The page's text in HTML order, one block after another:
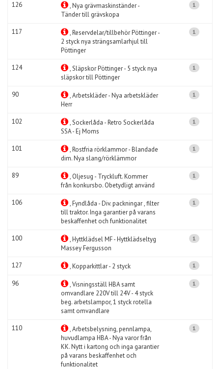
126
, Nya grävmaskinständer -
Tänder till grävskopa
1
117
, Reservdelar/tillbehör Pöttinger -
2 styck nya strängsamlarhjul till
Pöttinger
1
124
, Släpskor Pöttinger - 5 styck nya
släpskor till Pöttinger
1
90
, Arbetskläder - Nya arbetskläder
Herr
1
102
, Sockerlåda - Retro Sockerlåda
SSA - Ej Moms
1
101
, Rostfria rörklammor - Blandade
dim. Nya slang/rörklämmor
1
89
, Oljesug - Tryckluft. Kommer
från konkursbo. Obetydligt använd
1
106
, Fyndlåda - Div. packningar , filter
till traktor. Inga garantier på varans
beskaffenhet och funktionalitet
1
100
, Hyttklädsel MF - Hyttklädseltyg
Massey Fergusson
1
127 , Kopparkittlar - 2 styck 1
96
, Visningsställ HBA samt
omvandlare 220V till 24V - 4 styck
beg. arbetslampor, 1 styck rotella
samt omvandlare
1
110
, Arbetsbelysning, pennlampa,
huvudlampa HBA - Nya varor från
KK. Nytt i kartong och inga garantier
på varans beskaffenhet och
funktionalitet
1